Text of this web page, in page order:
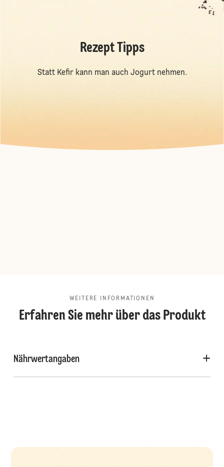
Rezept Tipps
Statt Kefir kann man auch Jogurt nehmen.
WEITERE INFORMATIONEN
Erfahren Sie mehr über das Produkt
Nährwertangaben